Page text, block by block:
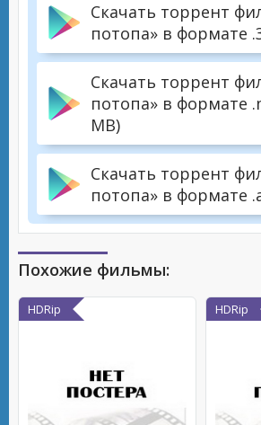
Скачать торрент
потопа» в формате
Скачать торрент
потопа» в формате
MB)
Скачать торрент
потопа» в формате
Похожие фильмы:
HDRip HDRip